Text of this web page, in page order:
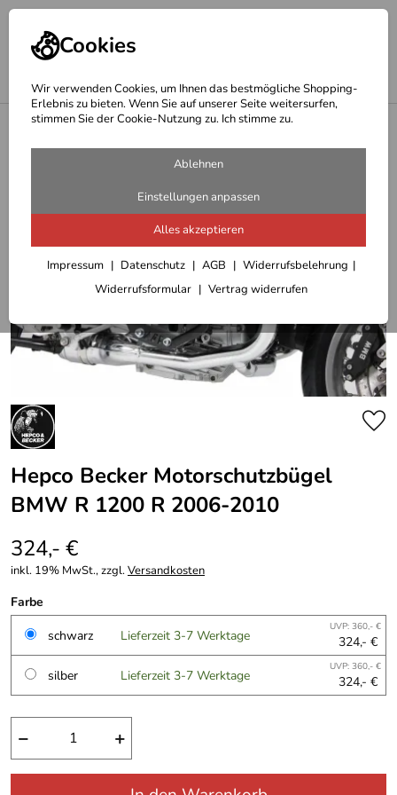
Cookies
Wir verwenden Cookies, um Ihnen das bestmögliche Shopping-
Erlebnis zu bieten. Wenn Sie auf unserer Seite weitersurfen,
stimmen Sie der Cookie-Nutzung zu. Ich stimme zu.
Ablehnen
Einstellungen anpassen
Alles akzeptieren
Impressum Datenschutz AGB
Widerrufsbelehrung
Widerrufsformular
Vertrag widerrufen
Hepco & Becker Motor Schutzbügel
Hepco Becker Motorschutzbügel
BMW R 1200 R 2006-2010
324,- €
inkl. 19% MwSt., zzgl.Versandkosten
Farbe
schwarz
Lieferzeit 3-7 Werktage UVP: 360,- €
324,- €
silber
Lieferzeit 3-7 Werktage UVP: 360,- €
324,- €
− +